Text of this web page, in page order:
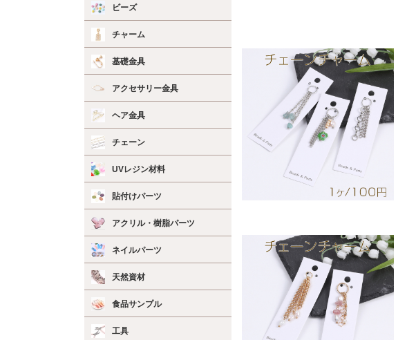
ビーズ
チャーム
基礎金具
アクセサリー金具
ヘア金具
チェーン
UVレジン材料
貼付けパーツ
アクリル・樹脂パーツ
ネイルパーツ
天然資材
食品サンプル
工具